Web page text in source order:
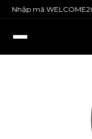
Nhập mã